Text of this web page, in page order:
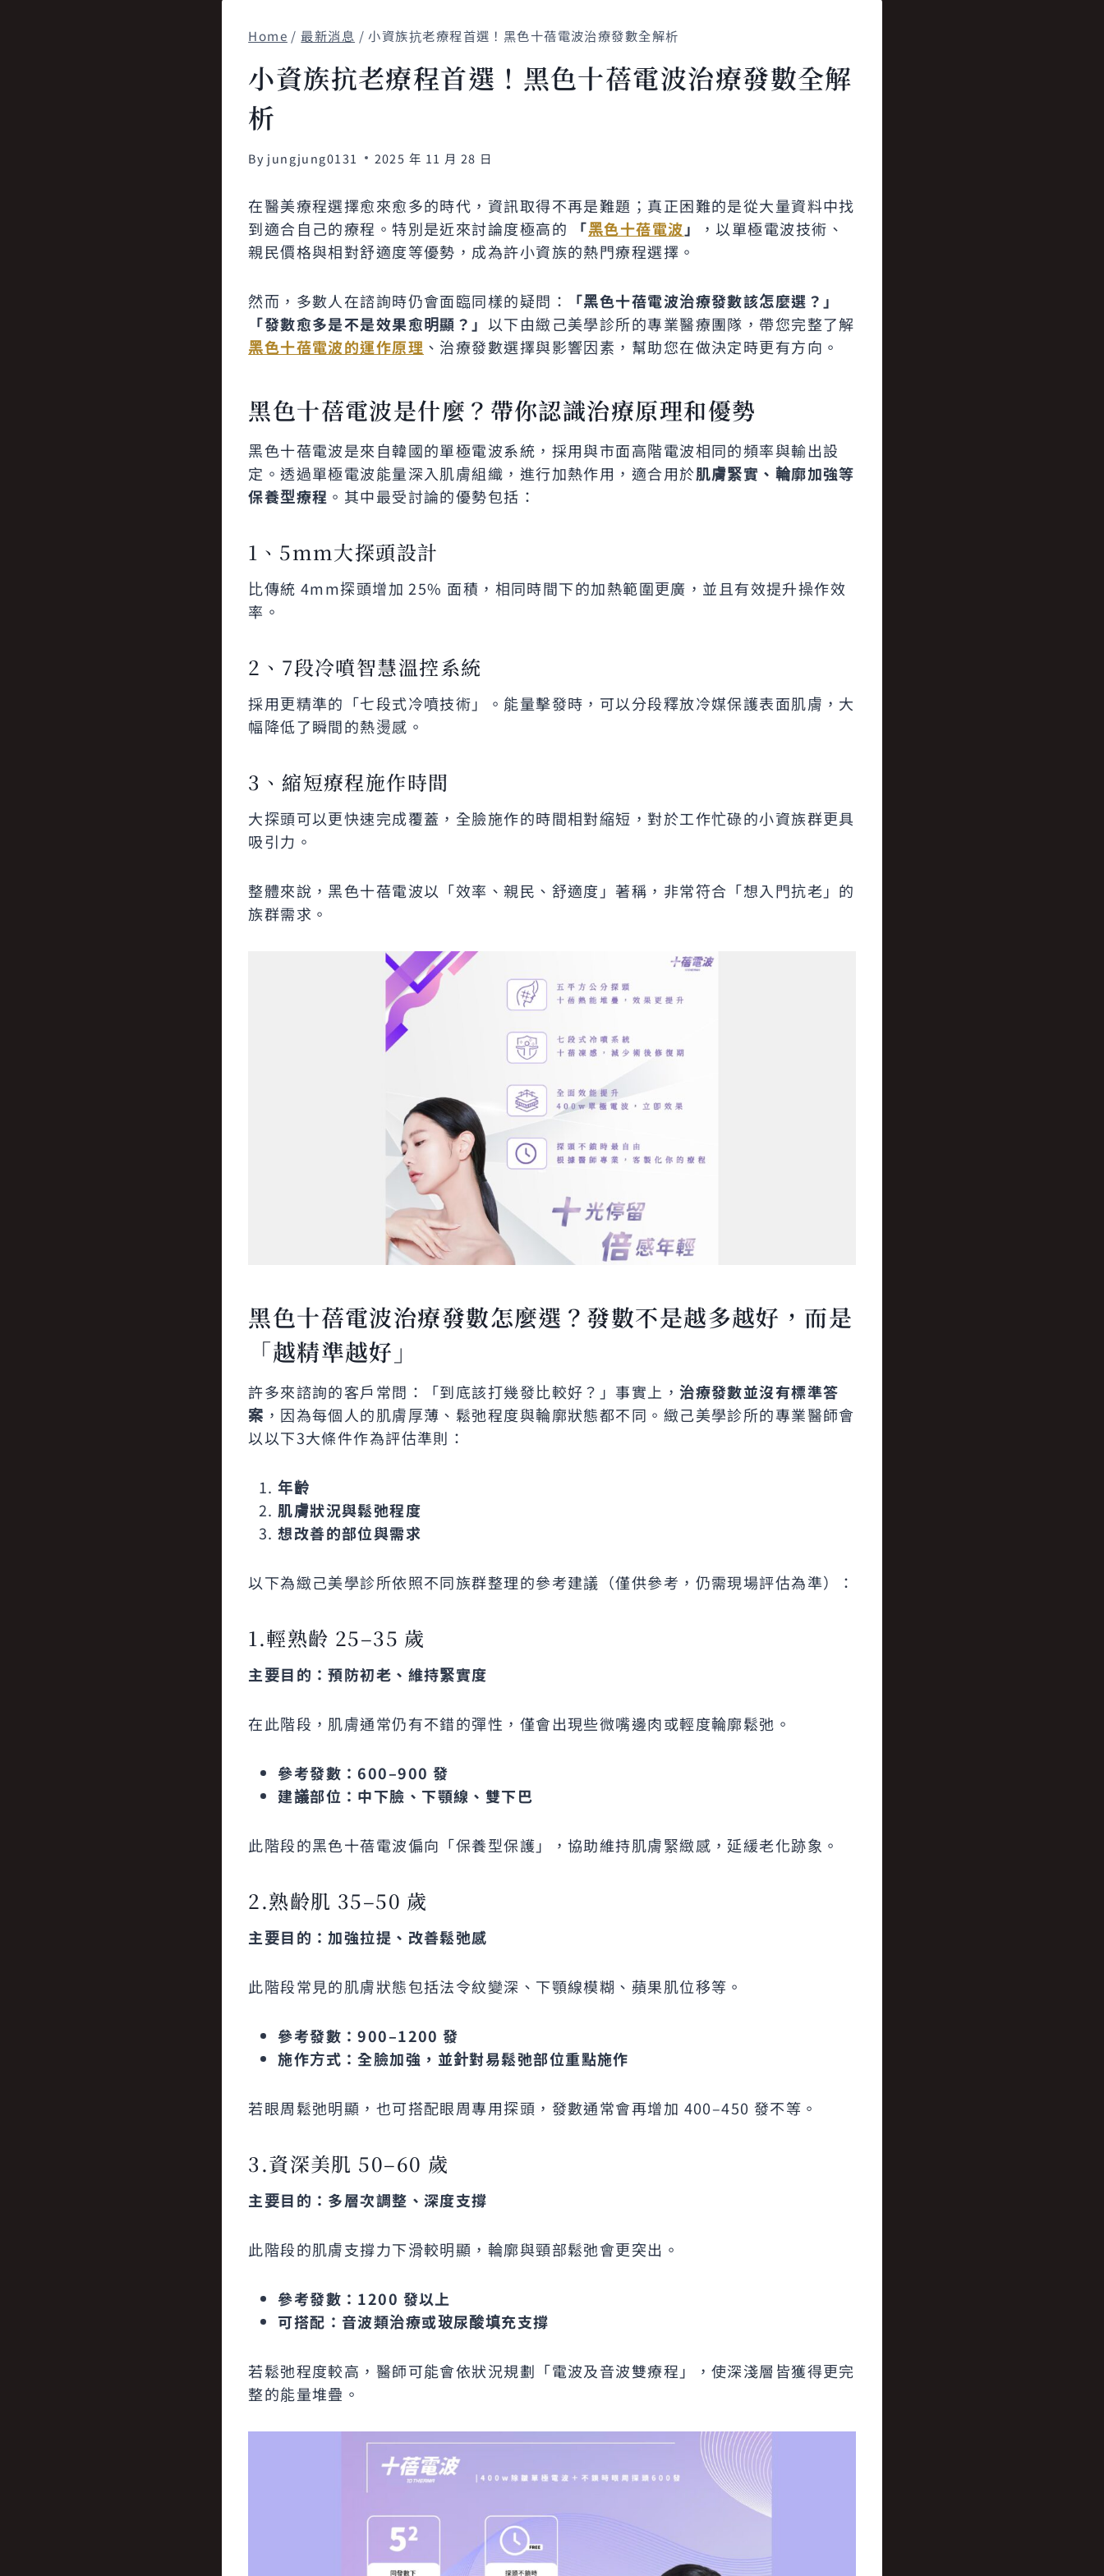
Home / 最新消息 / 小資族抗老療程首選！黑色十蓓電波治療發數全解析
小資族抗老療程首選！黑色十蓓電波治療發數全解
析
By jungjung0131 2025 年 11 月 28 日
在醫美療程選擇愈來愈多的時代，資訊取得不再是難題；真正困難的是從大量資料中找
到適合自己的療程。特別是近來討論度極高的
「黑色十蓓電波 」
，以單極電波技術、
親民價格與相對舒適度等優勢，成為許小資族的熱門療程選擇。
然而，多數人在諮詢時仍會面臨同樣的疑問：
「黑色十蓓電波治療發數該怎麼選？」
「發數愈多是不是效果愈明顯？」 以下由緻己美學診所的專業醫療團隊，帶您完整了解
黑色十蓓電波的運作原理 、治療發數選擇與影響因素，幫助您在做決定時更有方向。
黑色十蓓電波是什麼？帶你認識治療原理和優勢
黑色十蓓電波是來自韓國的單極電波系統，採用與市面高階電波相同的頻率與輸出設
定。透過單極電波能量深入肌膚組織，進行加熱作用，適合用於肌膚緊實、輪廓加強等
保養型療程 。其中最受討論的優勢包括：
1、5mm大探頭設計
比傳統 4mm探頭增加 25% 面積，相同時間下的加熱範圍更廣，並且有效提升操作效
率。
2、7段冷噴智慧溫控系統
採用更精準的「七段式冷噴技術」。能量擊發時，可以分段釋放冷媒保護表面肌膚，大
幅降低了瞬間的熱燙感。
3、縮短療程施作時間
大探頭可以更快速完成覆蓋，全臉施作的時間相對縮短，對於工作忙碌的小資族群更具
吸引力。
整體來說，黑色十蓓電波以「效率、親民、舒適度」著稱，非常符合「想入門抗老」的
族群需求。
黑色十蓓電波治療發數怎麼選？發數不是越多越好，而是
「越精準越好」
許多來諮詢的客戶常問：「到底該打幾發比較好？」事實上，治療發數並沒有標準答
案 ，因為每個人的肌膚厚薄、鬆弛程度與輪廓狀態都不同。緻己美學診所的專業醫師會
以以下3大條件作為評估準則：
年齡
肌膚狀況與鬆弛程度
想改善的部位與需求
以下為緻己美學診所依照不同族群整理的參考建議（僅供參考，仍需現場評估為準）：
1.輕熟齡 25–35 歲
主要目的：預防初老、維持緊實度
在此階段，肌膚通常仍有不錯的彈性，僅會出現些微嘴邊肉或輕度輪廓鬆弛。
參考發數：600–900 發
建議部位：中下臉、下顎線、雙下巴
此階段的黑色十蓓電波偏向「保養型保護」，協助維持肌膚緊緻感，延緩老化跡象。
2.熟齡肌 35–50 歲
主要目的：加強拉提、改善鬆弛感
此階段常見的肌膚狀態包括法令紋變深、下顎線模糊、蘋果肌位移等。
參考發數：900–1200發
施作方式：全臉加強，並針對易鬆弛部位重點施作
若眼周鬆弛明顯，也可搭配眼周專用探頭，發數通常會再增加 400–450 發不等。
3.資深美肌 50–60 歲
主要目的：多層次調整、深度支撐
此階段的肌膚支撐力下滑較明顯，輪廓與頸部鬆弛會更突出。
參考發數：1200 發以上
可搭配：音波類治療或玻尿酸填充支撐
若鬆弛程度較高，醫師可能會依狀況規劃「電波及音波雙療程」，使深淺層皆獲得更完
整的能量堆疊。